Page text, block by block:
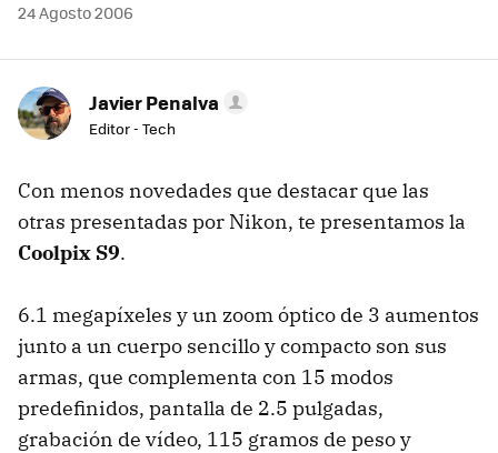
24 Agosto 2006
Javier Penalva
Editor - Tech
Con menos novedades que destacar que las
otras presentadas por Nikon, te presentamos la
Coolpix S9.
6.1 megapíxeles y un zoom óptico de 3 aumentos
junto a un cuerpo sencillo y compacto son sus
armas, que complementa con 15 modos
predefinidos, pantalla de 2.5 pulgadas,
grabación de vídeo, 115 gramos de peso y